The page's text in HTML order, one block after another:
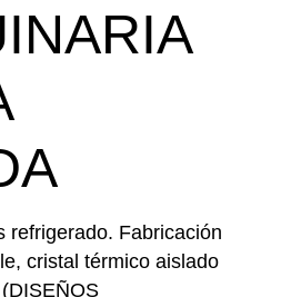
refrigerado. Fabricación
cristal térmico aislado